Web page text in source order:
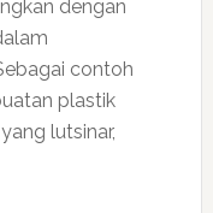
dengan
contoh
plastik
lutsinar,